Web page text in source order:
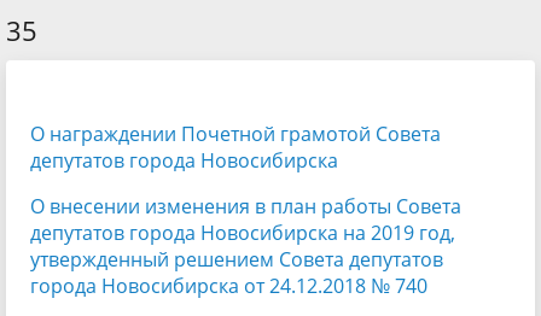
35
О награждении Почетной грамотой Совета
депутатов города Новосибирска
О внесении изменения в план работы Совета
депутатов города Новосибирска на 2019 год,
утвержденный решением Совета депутатов
города Новосибирска от 24.12.2018 № 740